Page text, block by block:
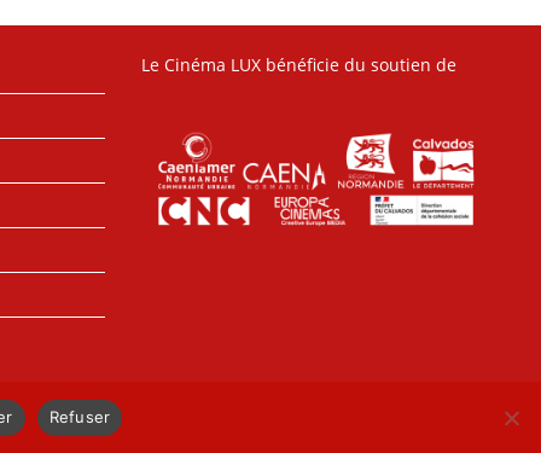
Le Cinéma LUX bénéficie du soutien de
Refuser